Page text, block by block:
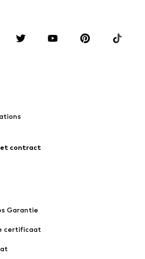
contract
Garantie
certificaat